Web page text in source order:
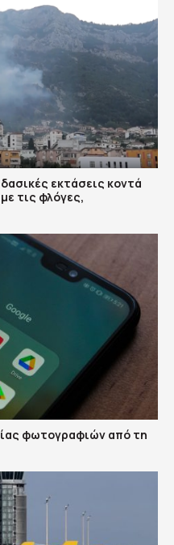
εκτάσεις κοντά
τις φλόγες,
φωτογραφιών από τη